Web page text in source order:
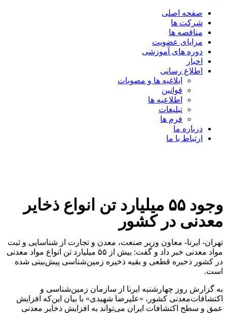
صفحه اصلی
شرکت ها
مناقصه ها
مزایای عضویت
دوره های آموزشی
اخبار
اطلاع رسانی
ابلاغیه ها و مصوبات
قوانین
اطلاعیه ها
تبلیغات
فرم ها
درباره ما
ارتباط با ما
وجود ۵۵ میلیارد تن انواع ذخایر
معدنی در کشور
تهران- ایرنا- معاون وزیر صنعت، معدن و تجارت از شناسایی و ثبت
مواد معدنی خبر داد و گفت: بیش از ۵۵ میلیارد تن انواع مواد معدنی
در کشور ذخیره قطعی و بقیه ذخیره زمین‌شناسی پیش‌بینی شده
است.
به گزارش روز چهارشنبه ایرنا از سازمان زمین‌شناسی و
اکتشافات‌معدنی کشور، «علیرضا شهیدی» با بیان این‌که افزایش
عمق و سطح اکتشافات ایران می‌تواند به افزایش ذخایر معدنی